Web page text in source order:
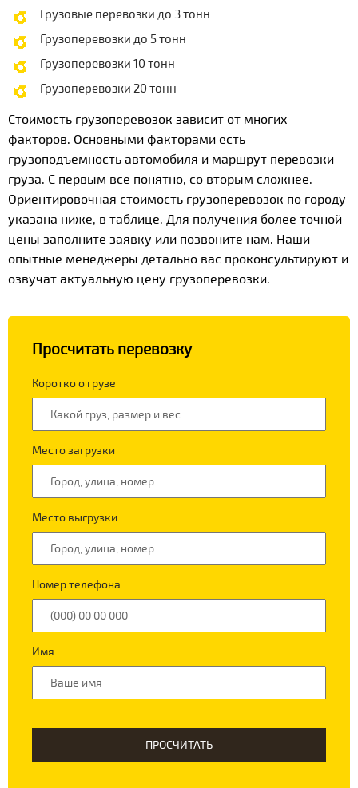
Грузовые перевозки до 3 тонн
Грузоперевозки до 5 тонн
Грузоперевозки 10 тонн
Грузоперевозки 20 тонн
Стоимость грузоперевозок зависит от многих
факторов. Основными факторами есть
грузоподъемность автомобиля и маршрут перевозки
груза. С первым все понятно, со вторым сложнее.
Ориентировочная стоимость грузоперевозок по городу
указана ниже, в таблице. Для получения более точной
цены заполните заявку или позвоните нам. Наши
опытные менеджеры детально вас проконсультируют и
озвучат актуальную цену грузоперевозки.
Просчитать перевозку
Коротко о грузе
Место загрузки
Место выгрузки
Номер телефона
Имя
ПРОСЧИТАТЬ